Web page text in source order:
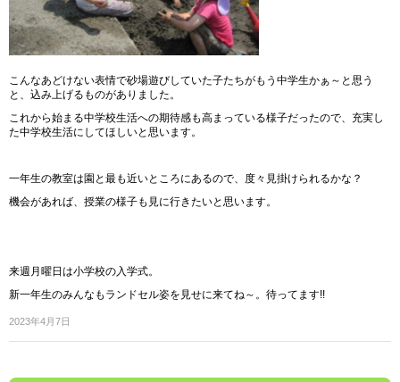
こんなあどけない表情で砂場遊びしていた子たちがもう中学生かぁ～と思う
と、込み上げるものがありました。
これから始まる中学校生活への期待感も高まっている様子だったので、充実し
た中学校生活にしてほしいと思います。
一年生の教室は園と最も近いところにあるので、度々見掛けられるかな？
機会があれば、授業の様子も見に行きたいと思います。
来週月曜日は小学校の入学式。
新一年生のみんなもランドセル姿を見せに来てね～。待ってます!!
2023年4月7日